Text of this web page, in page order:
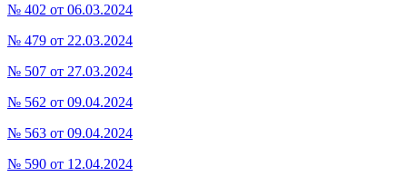
№ 402 от 06.03.2024
№ 479 от 22.03.2024
№ 507 от 27.03.2024
№ 562 от 09.04.2024
№ 563 от 09.04.2024
№ 590 от 12.04.2024